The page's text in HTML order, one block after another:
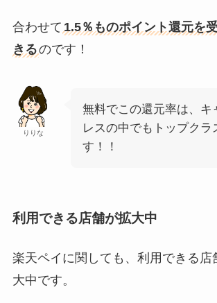
合わせて 1.5％ものポイント還元を
きるのです！
りりな
無料でこの還元率は、キ
レスの中でもトップクラ
す！！
利用できる店舗が拡大中
楽天ペイに関しても、利用できる店
大中です。